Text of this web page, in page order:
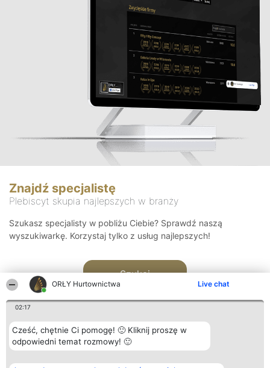
ORŁY Hurtownictwa Live chat
02:17
Cześć, chętnie Ci pomogę! 🙂 Kliknij proszę w
odpowiedni temat rozmowy! 🙂
Znajdź specjalistę
Plebiscyt skupia najlepszych w branży
Szukasz specjalisty w pobliżu Ciebie? Sprawdź naszą
wyszukiwarkę. Korzystaj tylko z usług najlepszych!
Szukaj
Organizator plebiscytu Plebiscyt Kontakt